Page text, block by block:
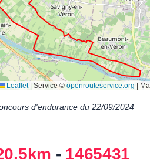
d'endurance du 22/09/2024
- 1465431